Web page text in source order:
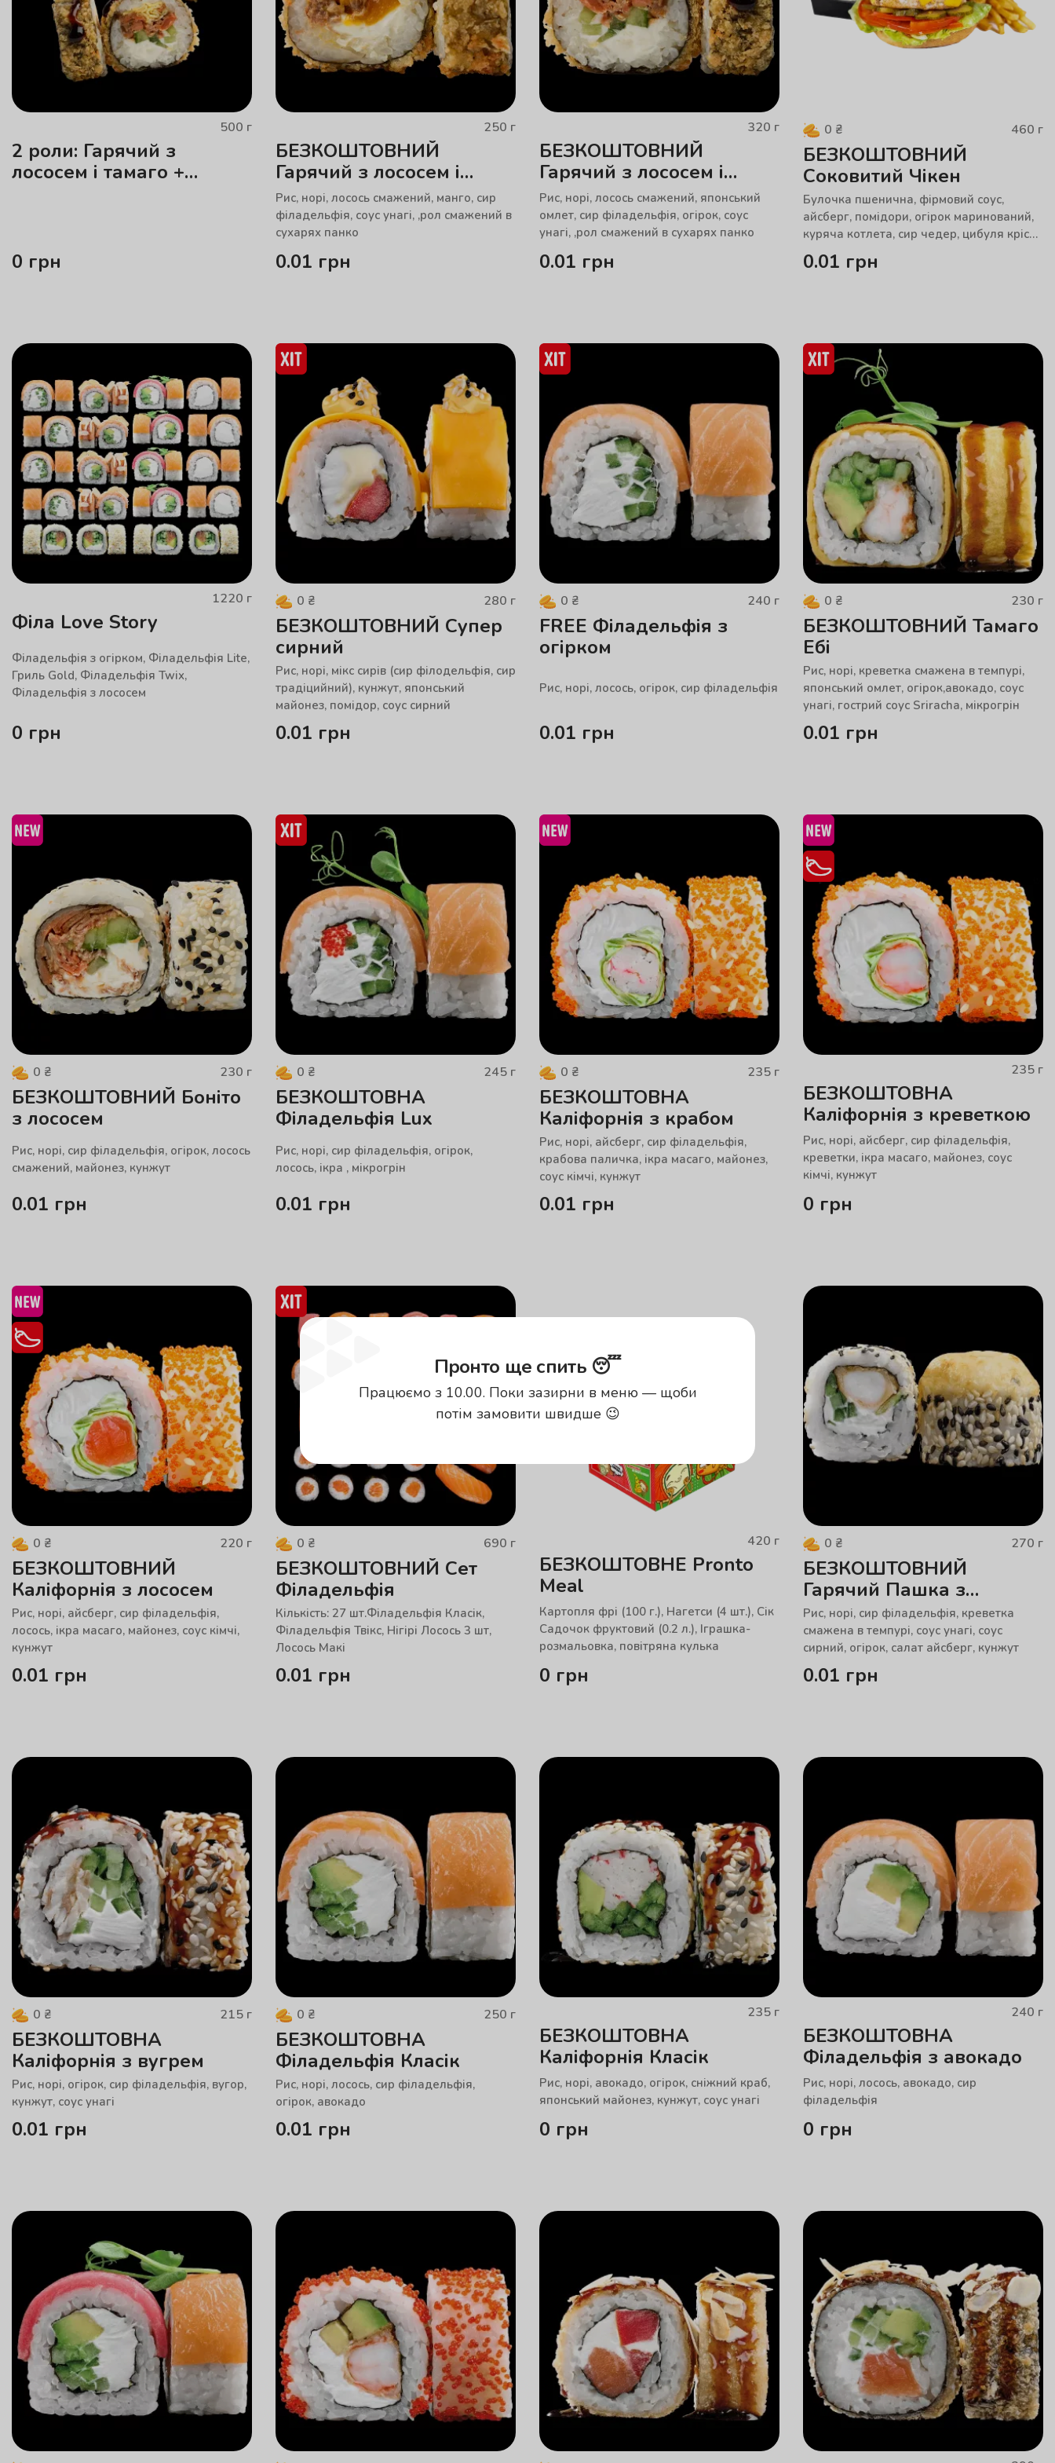
500 г
2 роли: Гарячий з
лососем і тамаго +
0 грн
250 г
БЕЗКОШТОВНИЙ
Гарячий з лососем і
манго
Рис, норі, лосось смажений, манго, сир
філадельфія, соус унагі, ,рол смажений в
сухарях панко
0.01 грн
320 г
БЕЗКОШТОВНИЙ
Гарячий з лососем і
тамаго
Рис, норі, лосось смажений, японський
омлет, сир філадельфія, огірок, соус
унагі, ,рол смажений в сухарях панко
0.01 грн
0 ₴ 460 г
БЕЗКОШТОВНИЙ
Соковитий Чікен
Булочка пшенична, фірмовий соус,
айсберг, помідори, огірок маринований,
куряча котлета, сир чедер, цибуля кріспі,
американська гірчиця (вага 350г)
картопля фрі (70г) та соус тартар (40г).
0.01 грн
1220 г
Філа Love Story
Філадельфія з огірком, Філадельфія Lite,
Гриль Gold, Філадельфія Twix,
Філадельфія з лососем
0 грн
0 ₴ 280 г
БЕЗКОШТОВНИЙ Супер
сирний
Рис, норі, мікс сирів (сир філодельфія, сир
традіцийний), кунжут, японський
майонез, помідор, соус сирний
0.01 грн
0 ₴ 240 г
FREE Філадельфія з
огірком
Рис, норі, лосось, огірок, сир філадельфія
0.01 грн
0 ₴ 230 г
БЕЗКОШТОВНИЙ Тамаго
Ебі
Рис, норі, креветка смажена в темпурі,
японський омлет, огірок,авокадо, соус
унагі, гострий соус Sriracha, мікрогрін
0.01 грн
0 ₴ 230 г
БЕЗКОШТОВНИЙ Боніто
з лососем
Рис, норі, сир філадельфія, огірок, лосось
смажений, майонез, кунжут
0.01 грн
0 ₴ 245 г
БЕЗКОШТОВНА
Філадельфія Lux
Рис, норі, сир філадельфія, огірок,
лосось, ікра , мікрогрін
0.01 грн
0 ₴ 235 г
БЕЗКОШТОВНА
Каліфорнія з крабом
Рис, норі, айсберг, сир філадельфія,
крабова паличка, ікра масаго, майонез,
соус кімчі, кунжут
0.01 грн
235 г
БЕЗКОШТОВНА
Каліфорнія з креветкою
Рис, норі, айсберг, сир філадельфія,
креветки, ікра масаго, майонез, соус
кімчі, кунжут
0 грн
0 ₴ 220 г
БЕЗКОШТОВНИЙ
Каліфорнія з лососем
Рис, норі, айсберг, сир філадельфія,
лосось, ікра масаго, майонез, соус кімчі,
кунжут
0.01 грн
0 ₴ 690 г
БЕЗКОШТОВНИЙ Сет
Філадельфія
Кількість: 27 шт.Філадельфія Класік,
Філадельфія Твікс, Нігірі Лосось 3 шт,
Лосось Макі
0.01 грн
420 г
БЕЗКОШТОВНЕ Pronto
Meal
Картопля фрі (100 г.), Нагетси (4 шт.), Сік
Садочок фруктовий (0.2 л.), Іграшка-
розмальовка, повітряна кулька
0 грн
0 ₴ 270 г
БЕЗКОШТОВНИЙ
Гарячий Пашка з
креветкою
Рис, норі, сир філадельфія, креветка
смажена в темпурі, соус унагі, соус
сирний, огірок, салат айсберг, кунжут
0.01 грн
0 ₴ 215 г
БЕЗКОШТОВНА
Каліфорнія з вугрем
Рис, норі, огірок, cир філадельфія, вугор,
кунжут, соус унагі
0.01 грн
0 ₴ 250 г
БЕЗКОШТОВНА
Філадельфія Класік
Рис, норі, лосось, сир філадельфія,
огірок, авокадо
0.01 грн
235 г
БЕЗКОШТОВНА
Каліфорнія Класік
Рис, норі, авокадо, огірок, сніжний краб,
японський майонез, кунжут, соус унагі
0 грн
240 г
БЕЗКОШТОВНА
Філадельфія з авокадо
Рис, норі, лосось, авокадо, сир
філадельфія
0 грн
Пронто ще спить 😴
Працюємо з 10.00. Поки зазирни в меню — щоби
потім замовити швидше 😉